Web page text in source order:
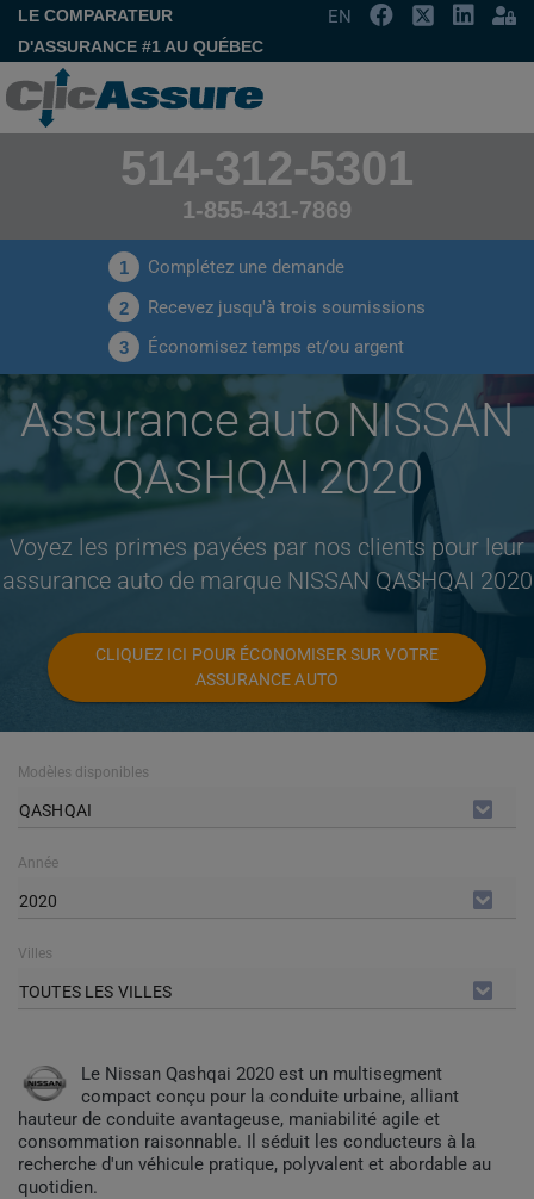
LE COMPARATEUR
D'ASSURANCE #1 AU QUÉBEC
EN
514-312-5301
1-855-431-7869
1 Complétez une demande
2 Recevez jusqu'à trois soumissions
3 Économisez temps et/ou argent
Assurance auto NISSAN
QASHQAI 2020
Voyez les primes payées par nos clients pour leur
assurance auto de marque NISSAN QASHQAI 2020
CLIQUEZ ICI POUR ÉCONOMISER SUR VOTRE
ASSURANCE AUTO
Modèles disponibles
QASHQAI
Année
2020
Villes
TOUTES LES VILLES
Le Nissan Qashqai 2020 est un multisegment
compact conçu pour la conduite urbaine, alliant
hauteur de conduite avantageuse, maniabilité agile et
consommation raisonnable. Il séduit les conducteurs à la
recherche d'un véhicule pratique, polyvalent et abordable au
quotidien.